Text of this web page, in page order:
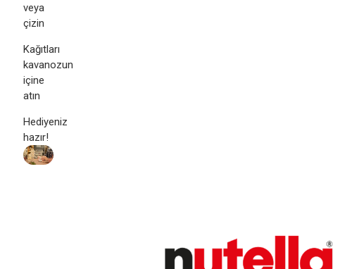
veya
çizin
Kağıtları
kavanozun
içine
atın
Hediyeniz
hazır!